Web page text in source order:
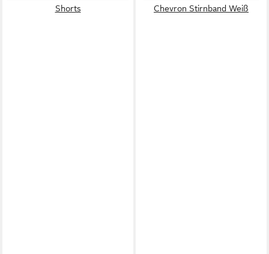
Shorts
Chevron Stirnband Weiß